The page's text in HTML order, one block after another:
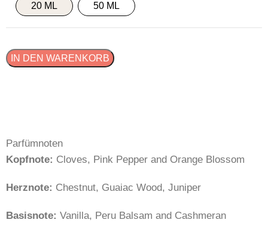
20 ML 50 ML
IN DEN WARENKORB
Parfümnoten
Kopfnote: Cloves, Pink Pepper and Orange Blossom
Herznote: Chestnut, Guaiac Wood, Juniper
Basisnote: Vanilla, Peru Balsam and Cashmeran